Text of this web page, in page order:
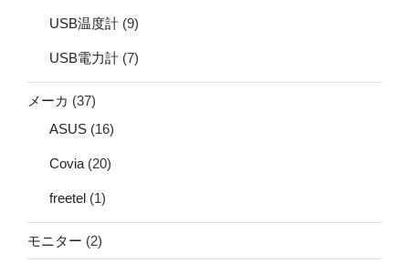
USB温度計 (9)
USB電力計 (7)
メーカ (37)
ASUS (16)
Covia (20)
freetel (1)
モニター (2)